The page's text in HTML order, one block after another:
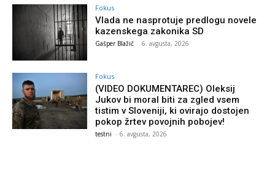
Fokus
Vlada ne nasprotuje predlogu novele
kazenskega zakonika SD
Gašper Blažič - 6. avgusta, 2026
Fokus
(VIDEO DOKUMENTAREC) Oleksij
Jukov bi moral biti za zgled vsem
tistim v Sloveniji, ki ovirajo dostojen
pokop žrtev povojnih pobojev!
testni - 6. avgusta, 2026